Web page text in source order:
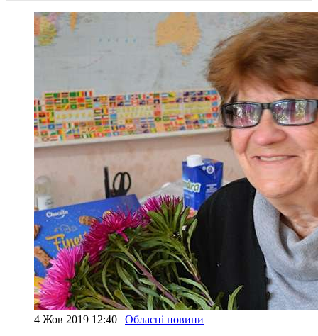
4 Жов 2019 12:40 | Обласні новини